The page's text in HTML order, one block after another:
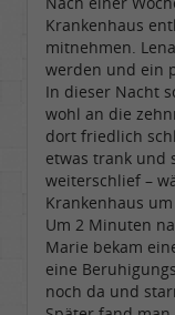
Krankenhaus
mitnehmen.
werden und ein
In dieser Nacht
wohl an die
dort friedlich
etwas trank und
weiterschlief –
Krankenhaus
Um 2 Minuten
Marie bekam
eine
noch da und